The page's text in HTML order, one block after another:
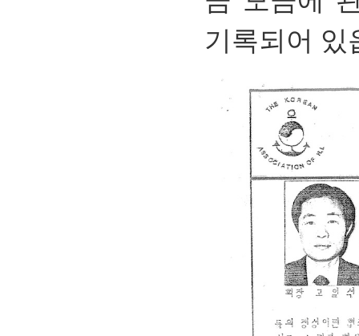
기록되어